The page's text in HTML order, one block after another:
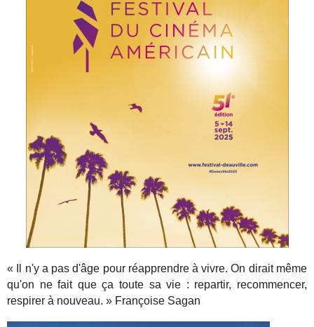
« Il n'y a pas d'âge pour réapprendre à vivre. On dirait même
qu'on ne fait que ça toute sa vie : repartir, recommencer,
respirer à nouveau. » Françoise Sagan